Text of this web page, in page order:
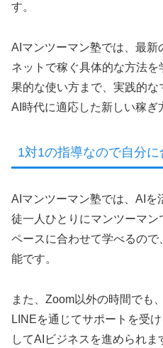
す。
AIマンツーマン塾では、最新
ネットで稼ぐ具体的な方法
果的な使い方まで、実践的な
AI時代に適応した新しい稼ぎ
1対1の指導なので自分
AIマンツーマン塾では、AIを
徒一人ひとりにマンツーマ
ペースに合わせて学べるの
能です。
また、Zoom以外の時間でも
LINEを通じてサポートを受
してAIビジネスを進められま